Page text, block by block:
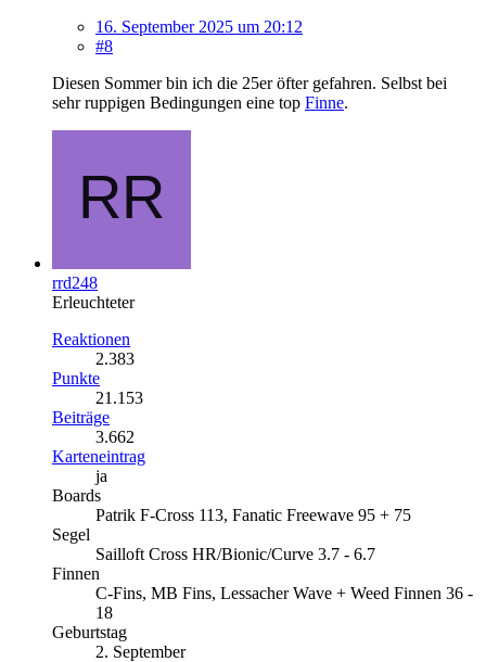
16. September 2025 um 20:12
#8
Diesen Sommer bin ich die 25er öfter gefahren. Selbst bei
sehr ruppigen Bedingungen eine top Finne.
rrd248
Erleuchteter
Reaktionen
2.383
Punkte
21.153
Beiträge
3.662
Karteneintrag
ja
Boards
Patrik F-Cross 113, Fanatic Freewave 95 + 75
Segel
Sailloft Cross HR/Bionic/Curve 3.7 - 6.7
Finnen
C-Fins, MB Fins, Lessacher Wave + Weed Finnen 36 -
18
Geburtstag
2. September